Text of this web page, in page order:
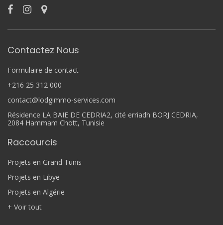
Contactez Nous
Formulaire de contact
+216 25 312 000
contact@lodgimmo-services.com
Résidence LA BAIE DE CEDRIA2, cité erriadh BORJ CEDRIA,
2084 Hammam Chott, Tunisie
Raccourcis
Projets en Grand Tunis
Projets en Libye
Projets en Algérie
+ Voir tout